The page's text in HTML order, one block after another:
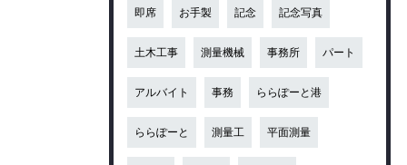
即席 お手製 記念 記念写真
土木工事 測量機械 事務所 パート
アルバイト 事務 ららぽーと港
ららぽーと 測量工 平面測量